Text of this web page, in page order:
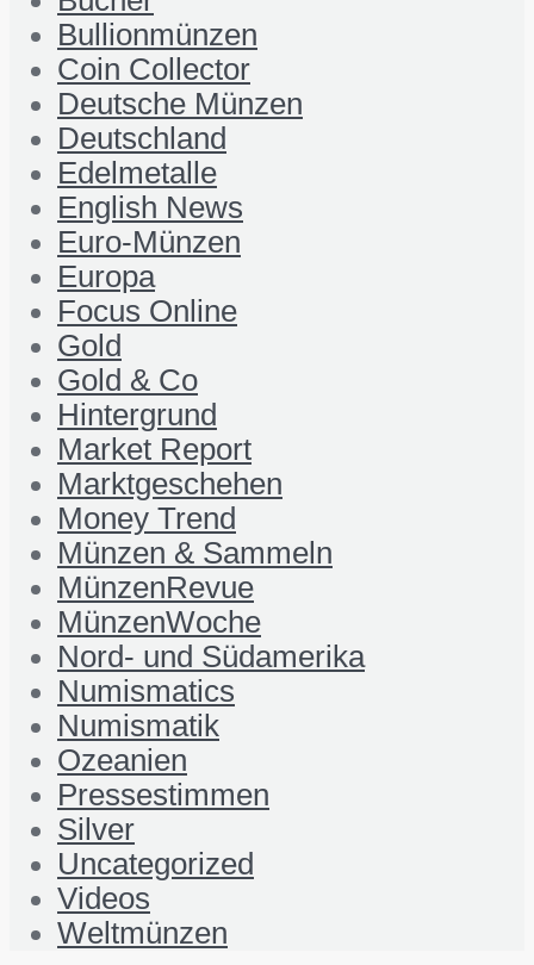
Bullionmünzen
Coin Collector
Deutsche Münzen
Deutschland
Edelmetalle
English News
Euro-Münzen
Europa
Focus Online
Gold
Gold & Co
Hintergrund
Market Report
Marktgeschehen
Money Trend
Münzen & Sammeln
MünzenRevue
MünzenWoche
Nord- und Südamerika
Numismatics
Numismatik
Ozeanien
Pressestimmen
Silver
Uncategorized
Videos
Weltmünzen